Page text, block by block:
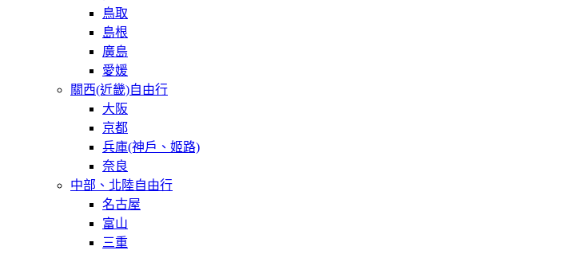
鳥取
島根
廣島
愛媛
關西(近畿)自由行
大阪
京都
兵庫(神戶、姬路)
奈良
中部、北陸自由行
名古屋
富山
三重